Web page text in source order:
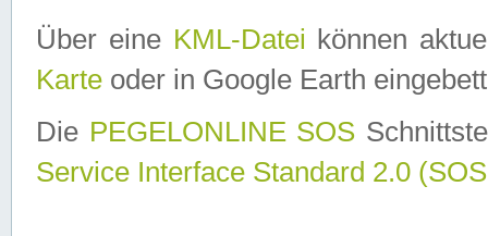
Über eine KML-Datei können
Karte oder in Google Earth
Die PEGELONLINE SOS
Service Interface Standard 2.0